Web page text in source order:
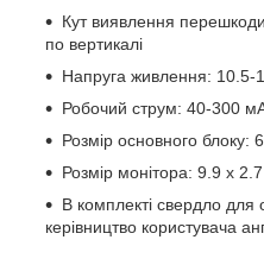
Кут виявлення
по вертикалі
Напруга живлення: 10.5-
Робочий струм: 40-300
Розмір основного блоку:
Розмір монітора: 9.9 х
В комплекті свердло для
керівництво користувача